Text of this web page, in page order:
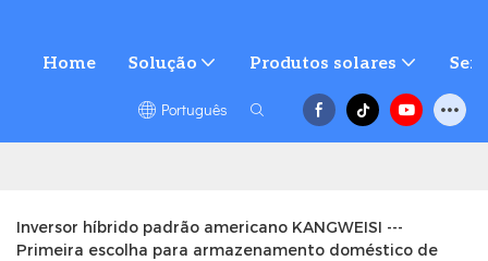
Home Solução Produtos solares
Português
Inversor híbrido padrão americano KANGWEISI ---
Primeira escolha para armazenamento doméstico de